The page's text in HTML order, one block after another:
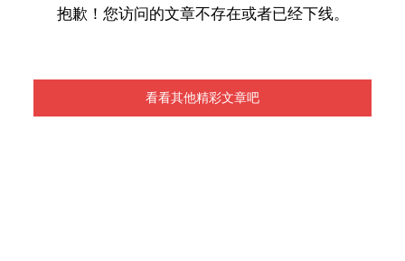
抱歉！您访问的文章不存在或者已经下线。
看看其他精彩文章吧